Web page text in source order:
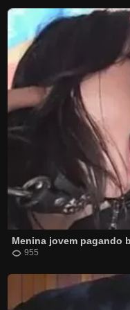
Menina jovem pagando
955